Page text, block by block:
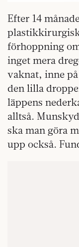
Efter 14
förhoppning
inget mera
vaknat, inne
den lilla
läppens
alltså.
ska man göra
upp också.